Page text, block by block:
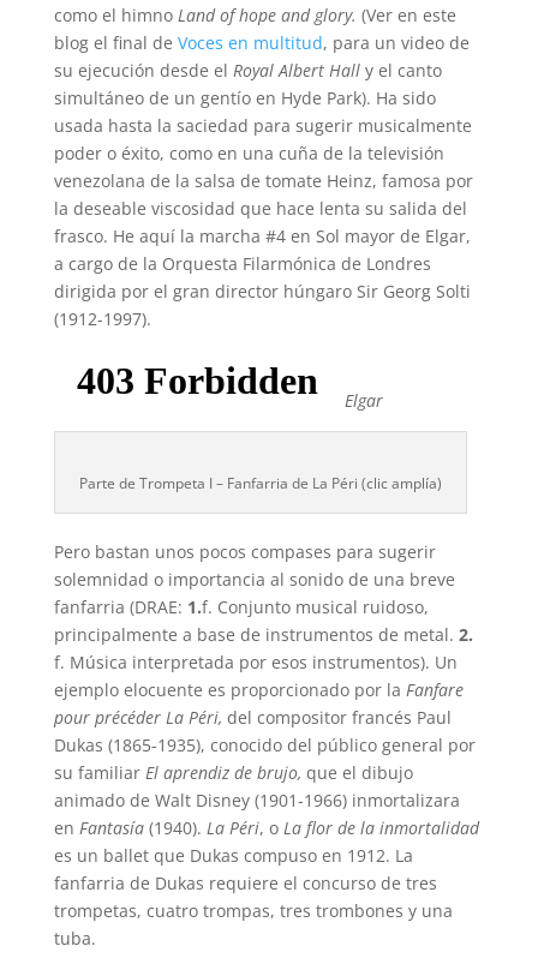
como el himno Land of hope and glory. (Ver en este
blog el final de Voces en multitud, para un video de
su ejecución desde el Royal Albert Hally el canto
simultáneo de un gentío en Hyde Park). Ha sido
usada hasta la saciedad para sugerir musicalmente
poder o éxito, como en una cuña de la televisión
venezolana de la salsa de tomate Heinz, famosa por
la deseable viscosidad que hace lenta su salida del
frasco. He aquí la marcha #4 en Sol mayor de Elgar,
a cargo de la Orquesta Filarmónica de Londres
dirigida por el gran director húngaro Sir Georg Solti
(1912-1997).
Elgar
Parte de Trompeta I – Fanfarria de La Péri (clic amplía)
Pero bastan unos pocos compases para sugerir
solemnidad o importancia al sonido de una breve
fanfarria (DRAE: 1.f. Conjunto musical ruidoso,
principalmente a base de instrumentos de metal. 2.
f. Música interpretada por esos instrumentos). Un
ejemplo elocuente es proporcionado por la Fanfare
pour précéder La Péri, del compositor francés Paul
Dukas (1865-1935), conocido del público general por
su familiar El aprendiz de brujo, que el dibujo
animado de Walt Disney (1901-1966) inmortalizara
en Fantasía(1940). La Péri, o La flor de la inmortalidad
es un ballet que Dukas compuso en 1912. La
fanfarria de Dukas requiere el concurso de tres
trompetas, cuatro trompas, tres trombones y una
tuba.